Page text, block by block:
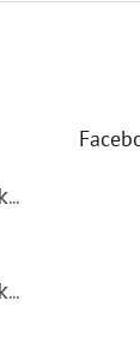
Dámska kožená kabelka TS-112-14/CHOCO
produktu je 5 z 5
Dámska kožená kabelka TS-112-14/PUDER
produktu je 5 z 5